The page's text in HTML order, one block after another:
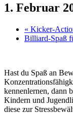
1. Februar
« Kicker-
Billiard-Spaß
Hast du Spaß an
kennenlernen, dann
Kindern und
diese zur